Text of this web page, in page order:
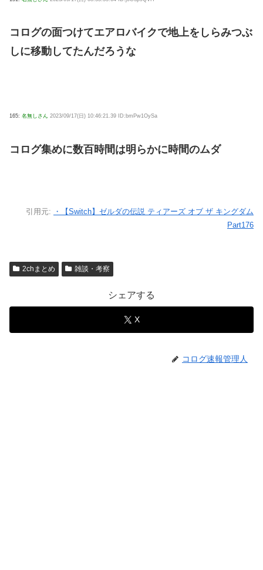
コログの面つけてエアロバイクで地上をしらみつぶ
しに移動してたんだろうな
165: 名無しさん 2023/09/17(日) 10:46:21.39 ID:bmPw1OySa
コログ集めに数百時間は明らかに時間のムダ
引用元:
・【Switch】ゼルダの伝説 ティアーズ オブ ザ キングダム
Part176
2chまとめ 雑談・考察
シェアする
X
コログ速報管理人